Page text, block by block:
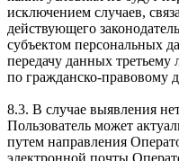
исключением случаев,
действующего
субъектом персональных
передачу данных третьему
по гражданско-правовому
8.3. В случае выявления
Пользователь может
путем направления
электронной почты